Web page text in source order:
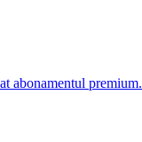
abonamentul premium.